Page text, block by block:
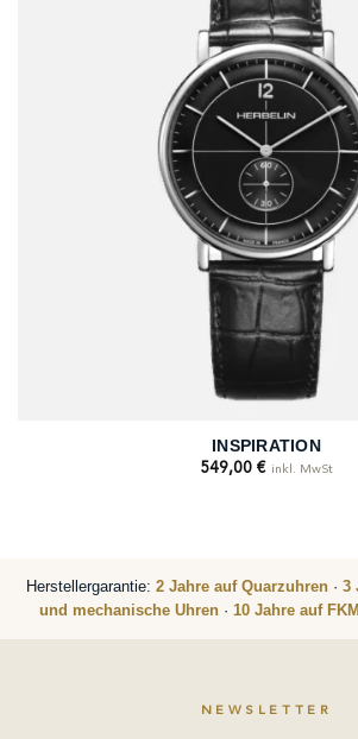
INSPIRATION
549,00 € inkl. MwSt
Herstellergarantie: 2 Jahre auf Quarzuhren· 3
und mechanische Uhren · 10 Jahre auf
NEWSLETTER